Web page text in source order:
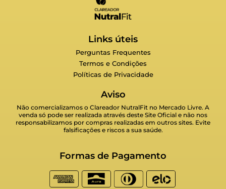
Links úteis
Perguntas Frequentes
Termos e Condições
Políticas de Privacidade
Aviso
Não comercializamos o Clareador NutralFit no Mercado Livre. A
venda só pode ser realizada através deste Site Oficial e não nos
responsabilizamos por compras realizadas em outros sites. Evite
falsificações e riscos a sua saúde.
Formas de Pagamento